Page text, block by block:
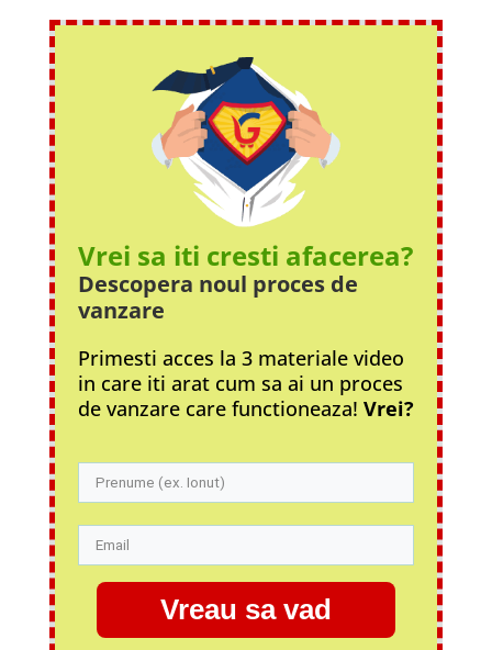
Vrei sa iti cresti afacerea?
Descopera noul procesde
vanzare
Primesti acces la 3 materiale video
in care iti arat cum sa ai un proces
de vanzare care functioneaza! Vrei?
Vreau sa vad